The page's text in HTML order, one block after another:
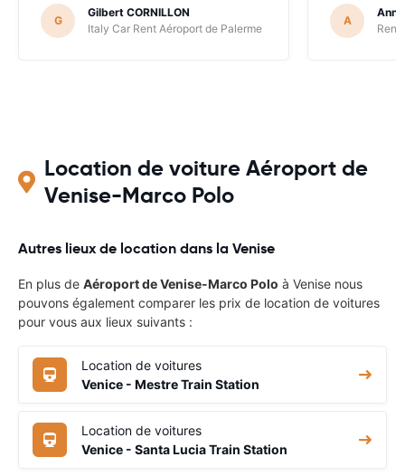
G
Gilbert CORNILLON
Italy Car Rent Aéroport de Palerme
A
Location de voiture Aéroport de
Venise-Marco Polo
Autres lieux de location dans la Venise
En plus de Aéroport de Venise-Marco Polo à Venise nous
pouvons également comparer les prix de location de voitures
pour vous aux lieux suivants :
Location de voitures
Venice - Mestre Train Station
Location de voitures
Venice - Santa Lucia Train Station